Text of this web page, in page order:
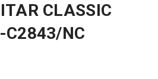
CLASSIC
C2843/NC